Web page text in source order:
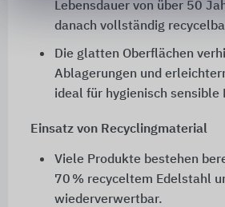
Lebensdauer von über 50
danach vollständig
Die glatten Oberflächen
Ablagerungen und
ideal für hygienisch sensible
Einsatz von Recyclingmaterial
Viele Produkte bestehen
70 % recyceltem Edelstahl
wiederverwertbar.